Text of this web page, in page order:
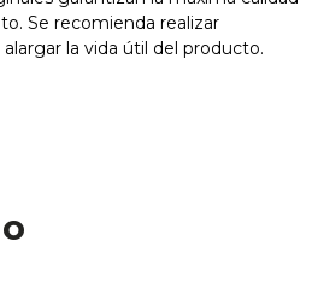
Se recomienda realizar
la vida útil del producto.